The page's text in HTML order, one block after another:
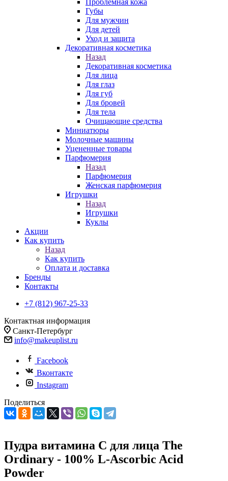
Проблемная кожа
Губы
Для мужчин
Для детей
Уход и защита
Декоративная косметика
Назад
Декоративная косметика
Для лица
Для глаз
Для губ
Для бровей
Для тела
Очищающие средства
Миниатюры
Молочные машины
Уцененные товары
Парфюмерия
Назад
Парфюмерия
Женская парфюмерия
Игрушки
Назад
Игрушки
Куклы
Акции
Как купить
Назад
Как купить
Оплата и доставка
Бренды
Контакты
+7 (812) 967-25-33
Контактная информация
Санкт-Петербург
info@makeuplist.ru
Facebook
Вконтакте
Instagram
Поделиться
Пудра витамина С для лица The
Ordinary - 100% L-Ascorbic Acid
Powder